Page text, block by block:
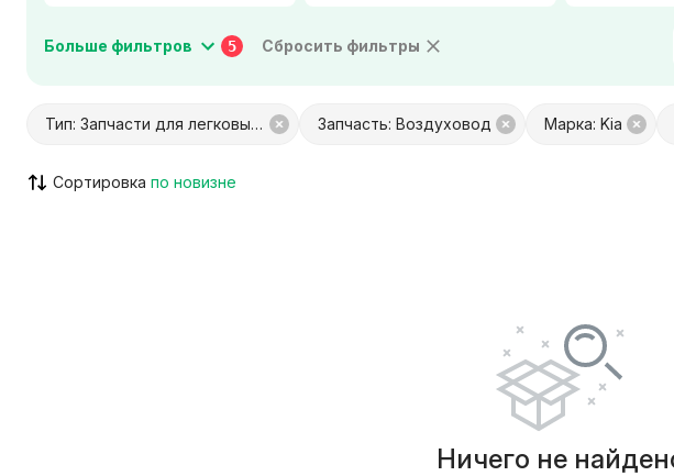
Коробка передач Тип двигателя
С Куфар Доставкой
Больше фильтров 5 Сбросить фильтры
Тип: Запчасти для легковых авто Запчасть: Воздуховод Марка: Kia
Сортировка
Ничего не